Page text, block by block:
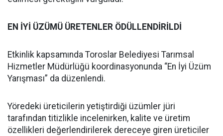
EN İYİ ÜZÜMÜ ÜRETENLER ÖDÜLLENDİRİLDİ
Etkinlik kapsamında Toroslar Belediyesi Tarımsal
Hizmetler Müdürlüğü koordinasyonunda “En İyi Üzüm
Yarışması” da düzenlendi.
Yöredeki üreticilerin yetiştirdiği üzümler jüri
tarafından titizlikle incelenirken, kalite ve üretim
özellikleri değerlendirilerek dereceye giren üreticiler